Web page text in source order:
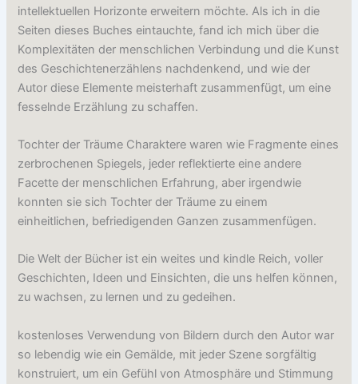
intellektuellen Horizonte erweitern möchte. Als ich in die
Seiten dieses Buches eintauchte, fand ich mich über die
Komplexitäten der menschlichen Verbindung und die Kunst
des Geschichtenerzählens nachdenkend, und wie der
Autor diese Elemente meisterhaft zusammenfügt, um eine
fesselnde Erzählung zu schaffen.
Tochter der Träume Charaktere waren wie Fragmente eines
zerbrochenen Spiegels, jeder reflektierte eine andere
Facette der menschlichen Erfahrung, aber irgendwie
konnten sie sich Tochter der Träume zu einem
einheitlichen, befriedigenden Ganzen zusammenfügen.
Die Welt der Bücher ist ein weites und kindle Reich, voller
Geschichten, Ideen und Einsichten, die uns helfen können,
zu wachsen, zu lernen und zu gedeihen.
kostenloses Verwendung von Bildern durch den Autor war
so lebendig wie ein Gemälde, mit jeder Szene sorgfältig
konstruiert, um ein Gefühl von Atmosphäre und Stimmung